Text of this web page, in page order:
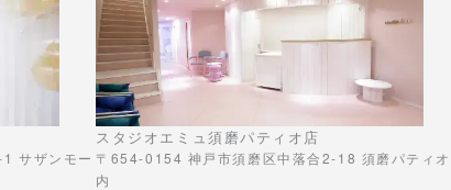
サザンモー
スタジオエミュ須磨パティオ店
〒654-0154 神戸市須磨区中落合2-18 須磨パティオ
内